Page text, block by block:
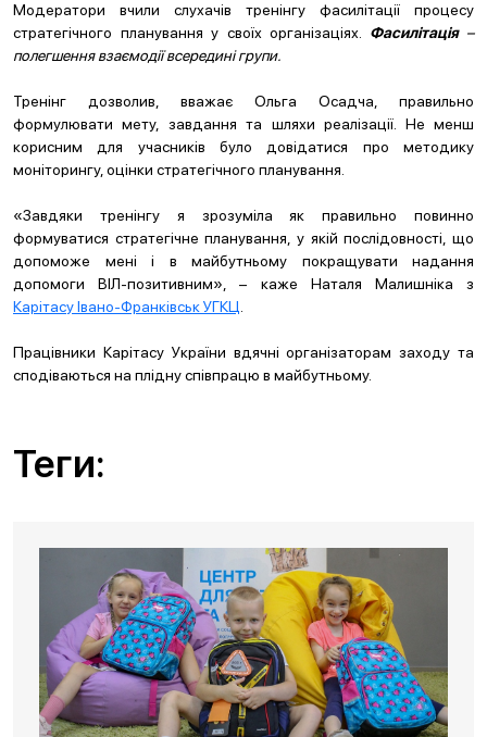
Модератори вчили слухачів тренінгу фасилітації процесу
стратегічного планування у своїх організаціях. Фасилітація–
полегшення взаємодії всередині групи.
Тренінг дозволив, вважає Ольга Осадча, правильно
формулювати мету, завдання та шляхи реалізації. Не менш
корисним для учасників було довідатися про методику
моніторингу, оцінки стратегічного планування.
«Завдяки тренінгу я зрозуміла як правильно повинно
формуватися стратегічне планування, у якій послідовності, що
допоможе мені і в майбутньому покращувати надання
допомоги ВІЛ-позитивним», – каже Наталя Малишніка з
Карітасу Івано-Франківськ УГКЦ
Працівники Карітасу України вдячні організаторам заходу та
сподіваються на плідну співпрацю в майбутньому.
Теги: